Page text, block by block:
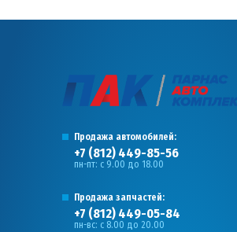
Продажа автомобилей:
+7 (812) 449-85-56
пн-пт: с 9.00 до 18.00
Продажа запчастей:
+7 (812) 449-05-84
пн-вс: с 8.00 до 20.00